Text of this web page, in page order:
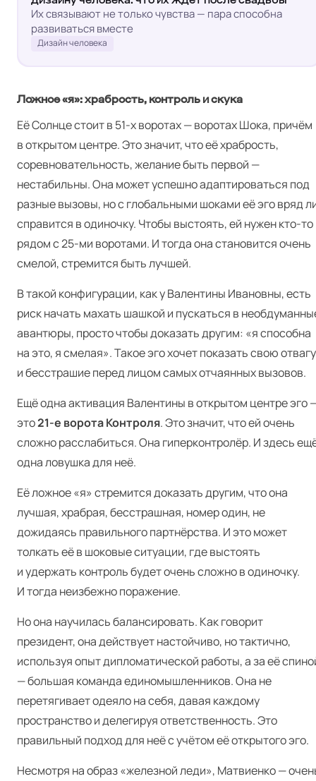
Их связывают не только чувства — пара способна
развиваться вместе
Дизайн человека
Ложное «я»: храбрость, контроль и скука
Её Солнце стоит в 51‑х воротах — воротах Шока, причём
в открытом центре. Это значит, что её храбрость,
соревновательность, желание быть первой —
нестабильны. Она может успешно адаптироваться под
разные вызовы, но с глобальными шоками её эго вряд
справится в одиночку. Чтобы выстоять, ей нужен кто-то
рядом с 25-ми воротами. И тогда она становится очень
смелой, стремится быть лучшей.
В такой конфигурации, как у Валентины Ивановны, есть
риск начать махать шашкой и пускаться в
авантюры, просто чтобы доказать другим: «я способна
на это, я смелая». Такое эго хочет показать свою отвагу
и бесстрашие перед лицом самых отчаянных вызовов.
Ещё одна активация Валентины в открытом центре эго
это21‑е ворота Контроля. Это значит, что ей очень
сложно расслабиться. Она гиперконтролёр. И здесь
одна ловушка для неё.
Её ложное «я» стремится доказать другим, что она
лучшая, храбрая, бесстрашная, номер один, не
дожидаясь правильного партнёрства. И это может
толкать её в шоковые ситуации, где выстоять
и удержать контроль будет очень сложно в одиночку.
И тогда неизбежно поражение.
Но она научилась балансировать. Как говорит
президент, она действует настойчиво, но тактично,
используя опыт дипломатической работы, а за её
— большая команда единомышленников. Она не
перетягивает одеяло на себя, давая каждому
пространство и делегируя ответственность. Это
правильный подход для неё с учётом её открытого эго.
Несмотря на образ «железной леди», Матвиенко —